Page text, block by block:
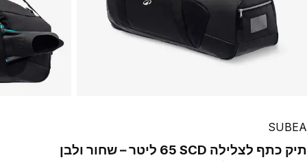
SUBEA
תיק כתף לצלילה SCD ‏65 ליטר – שחור ולבן